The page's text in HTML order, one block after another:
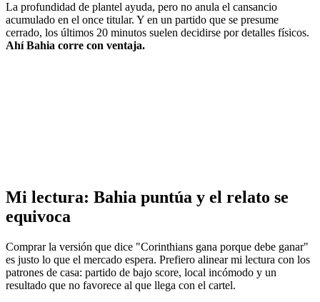
La profundidad de plantel ayuda, pero no anula el cansancio
acumulado en el once titular. Y en un partido que se presume
cerrado, los últimos 20 minutos suelen decidirse por detalles físicos.
Ahí Bahia corre con ventaja.
Mi lectura: Bahia puntúa y el relato se
equivoca
Comprar la versión que dice "Corinthians gana porque debe ganar"
es justo lo que el mercado espera. Prefiero alinear mi lectura con los
patrones de casa: partido de bajo score, local incómodo y un
resultado que no favorece al que llega con el cartel.